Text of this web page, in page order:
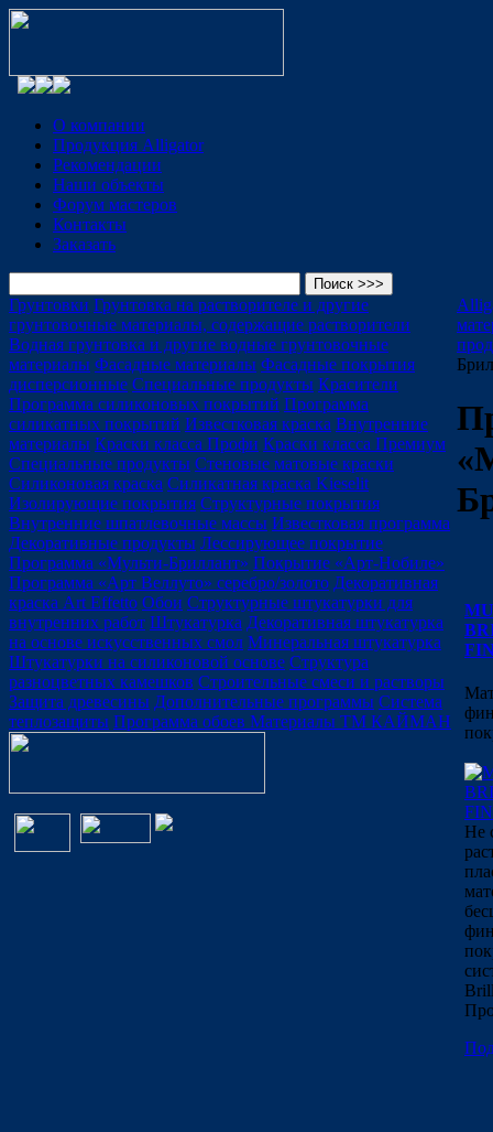
О компании
Продукция Alligator
Рекомендации
Наши объекты
Форум мастеров
Контакты
Заказать
Грунтовки Грунтовка на растворителе и другие
грунтовочные материалы, содержащие растворители
Водная грунтовка и другие водные грунтовочные
материалы Фасадные материалы Фасадные покрытия
дисперсионные Специальные продукты Красители
Программа силиконовых покрытий Программа
силикатных покрытий Известковая краска Внутренние
материалы Краски класса Профи Краски класса Премиум
Специальные продукты Стеновые матовые краски
Силиконовая краска Силикатная краска Kieselit
Изолирующие покрытия Структурные покрытия
Внутренние шпатлевочные массы Известковая программа
Декоративные продукты Лессирующее покрытие
Программа «Мульти-Бриллант» Покрытие «Арт-Нобиле»
Программа «Арт Веллуто» серебро/золото Декоративная
краска Art Effetto Обои Структурные штукатурки для
внутренних работ Штукатурка Декоративная штукатурка
на основе искусственных смол Минеральная штукатурка
Штукатурки на силиконовой основе Структура
разноцветных камешков Строительные смеси и растворы
Защита древесины Дополнительные программы Система
теплозащиты Программа обоев Материалы ТМ КАЙМАН
Не